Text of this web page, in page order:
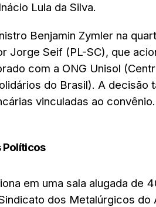
Lula da Silva.
Benjamin Zymler na
Jorge Seif (PL-SC), que
com a ONG Unisol
do Brasil). A decisão
vinculadas ao convênio.
Políticos
em uma sala alugada de
dos Metalúrgicos do